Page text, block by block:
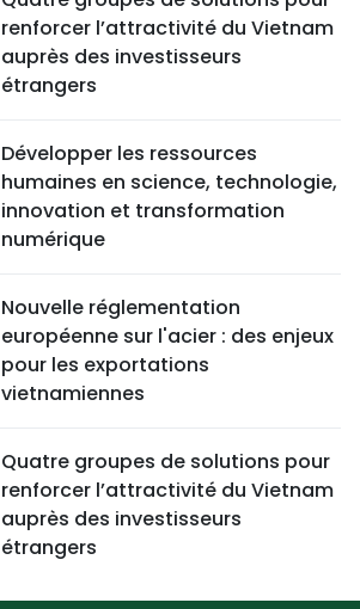
renforcer l’attractivité du Vietnam
auprès des investisseurs
étrangers
Développer les ressources
humaines en science, technologie,
innovation et transformation
numérique
Nouvelle réglementation
européenne sur l'acier : des enjeux
pour les exportations
vietnamiennes
Quatre groupes de solutions pour
renforcer l’attractivité du Vietnam
auprès des investisseurs
étrangers